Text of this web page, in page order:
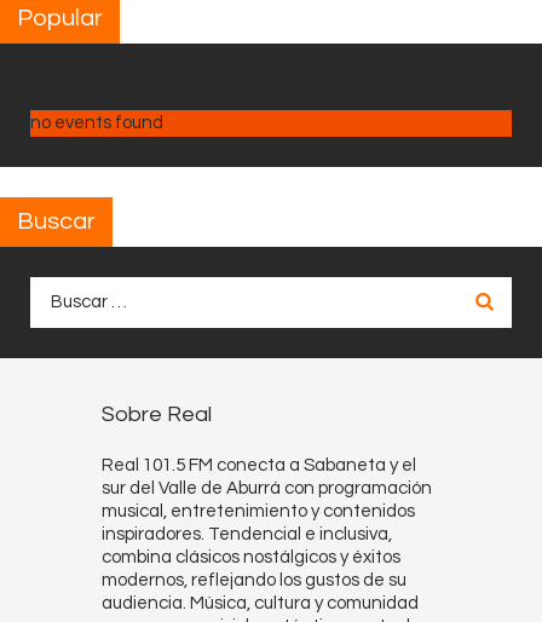
Popular
no events found
Buscar
Sobre Real
Real 101.5 FM conecta a Sabaneta y el
sur del Valle de Aburrá con programación
musical, entretenimiento y contenidos
inspiradores. Tendencial e inclusiva,
combina clásicos nostálgicos y éxitos
modernos, reflejando los gustos de su
audiencia. Música, cultura y comunidad